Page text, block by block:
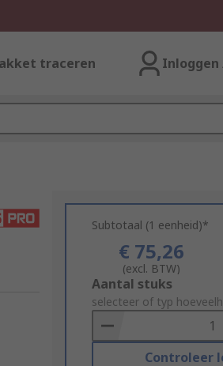
traceren Inloggen
Subtotaal (1 eenheid)*
€ 75,26
(excl. BTW)
Add
to
Basket
Aantal stuks
selecteer of typ
Controleer